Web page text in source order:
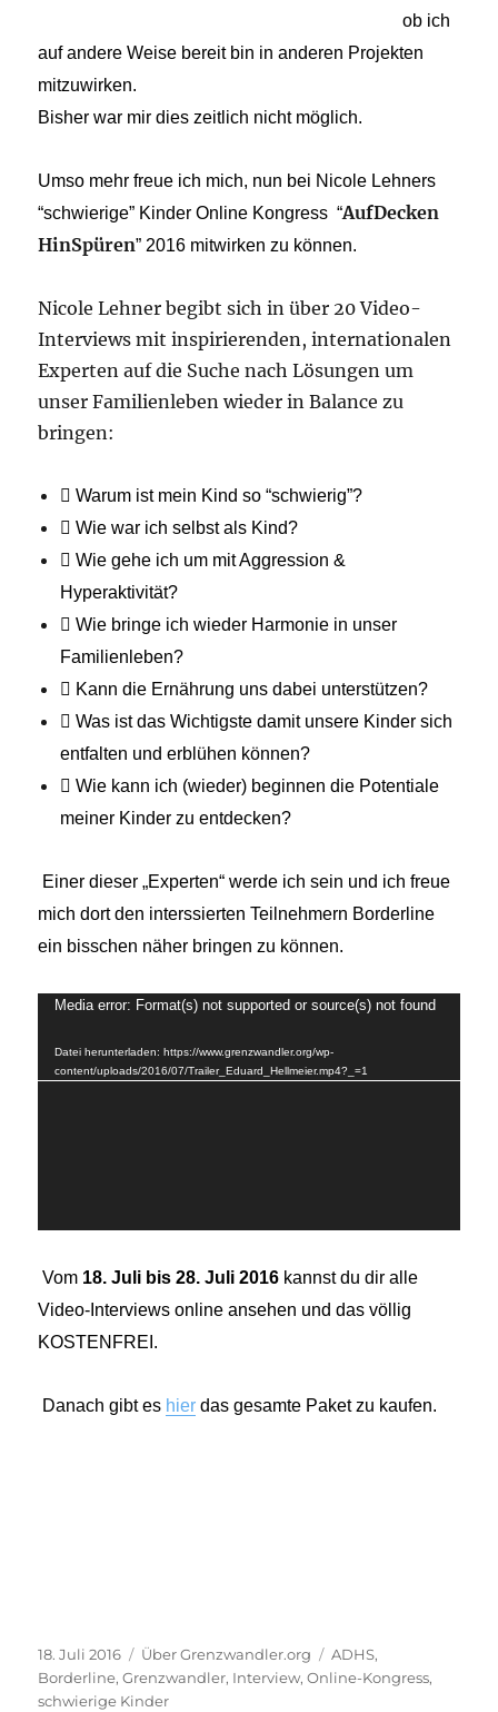
ob ich
auf andere Weise bereit bin in anderen Projekten
mitzuwirken.
Bisher war mir dies zeitlich nicht möglich.
Umso mehr freue ich mich, nun bei Nicole Lehners
“schwierige” Kinder Online Kongress “AufDecken
HinSpüren” 2016 mitwirken zu können.
Nicole Lehner begibt sich in über 20 Video-
Interviews mit inspirierenden, internationalen
Experten auf die Suche nach Lösungen um
unser Familienleben wieder in Balance zu
bringen:
 Warum ist mein Kind so “schwierig”?
 Wie war ich selbst als Kind?
 Wie gehe ich um mit Aggression &
Hyperaktivität?
 Wie bringe ich wieder Harmonie in unser
Familienleben?
 Kann die Ernährung uns dabei unterstützen?
 Was ist das Wichtigste damit unsere Kinder sich
entfalten und erblühen können?
 Wie kann ich (wieder) beginnen die Potentiale
meiner Kinder zu entdecken?
Einer dieser „Experten“ werde ich sein und ich freue
mich dort den interssierten Teilnehmern Borderline
ein bisschen näher bringen zu können.
Video-
Media error: Format(s) not supported or source(s) not found
Datei herunterladen: https://www.grenzwandler.org/wp-
content/uploads/2016/07/Trailer_Eduard_Hellmeier.mp4?_=1
Vom 18. Juli bis 28. Juli 2016 kannst du dir alle
Video-Interviews online ansehen und das völlig
KOSTENFREI.
Danach gibt es hier das gesamte Paket zu kaufen.
Veröffentlicht
am
18. Juli 2016 Kategorien
Über Grenzwandler.org Schlagwörter
ADHS,
Borderline,Grenzwandler, Interview,Online-Kongress,
schwierige Kinder